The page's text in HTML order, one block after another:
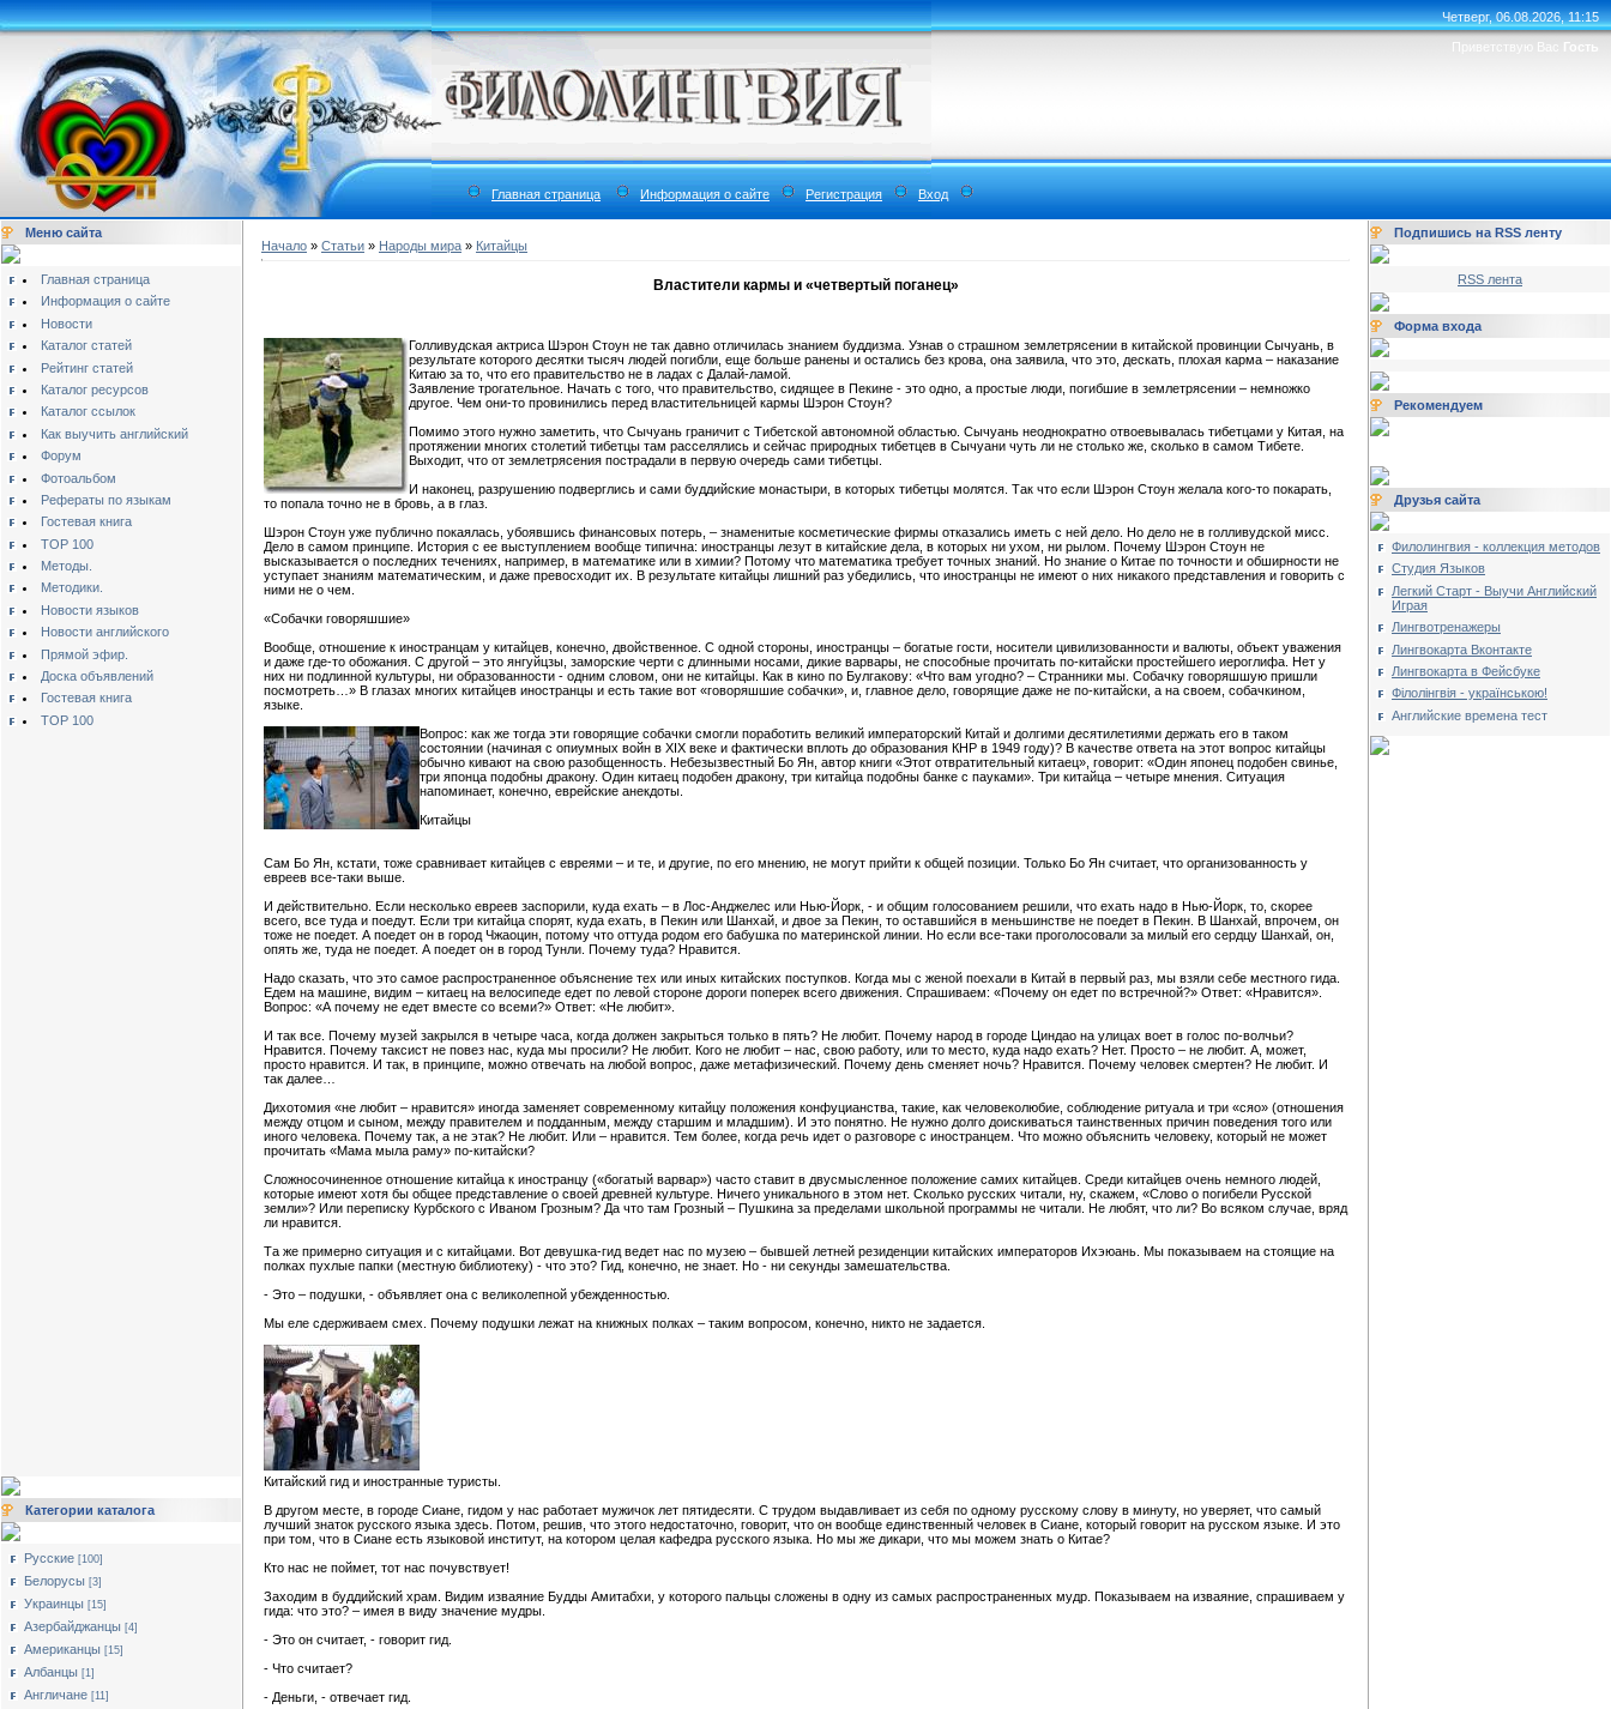
Четверг, 06.08.2026, 11:15
Приветствую Вас Гость
Главная страница Информация о сайте Регистрация Вход
Меню сайта
Главная страница
Информация о сайте
Новости
Каталог статей
Рейтинг статей
Каталог ресурсов
Каталог ссылок
Как выучить английский
Форум
Фотоальбом
Рефераты по языкам
Гостевая книга
TOP 100
Методы.
Методики.
Новости языков
Новости английского
Прямой эфир.
Доска объявлений
Гостевая книга
TOP 100
Категории каталога
Русские [100]
Белорусы [3]
Украинцы [15]
Азербайджанцы [4]
Американцы [15]
Албанцы [1]
Англичане [11]
Начало » Статьи » Народы мира » Китайцы
Властители кармы и «четвертый поганец»
Голливудская актриса Шэрон Стоун не так давно отличилась знанием буддизма. Узнав о страшном землетрясении в китайской провинции Сычуань, в
результате которого десятки тысяч людей погибли, еще больше ранены и остались без крова, она заявила, что это, дескать, плохая карма – наказание
Китаю за то, что его правительство не в ладах с Далай-ламой.
Заявление трогательное. Начать с того, что правительство, сидящее в Пекине - это одно, а простые люди, погибшие в землетрясении – немножко
другое. Чем они-то провинились перед властительницей кармы Шэрон Стоун?
Помимо этого нужно заметить, что Сычуань граничит с Тибетской автономной областью. Сычуань неоднократно отвоевывалась тибетцами у Китая, на
протяжении многих столетий тибетцы там расселялись и сейчас природных тибетцев в Сычуани чуть ли не столько же, сколько в самом Тибете.
Выходит, что от землетрясения пострадали в первую очередь сами тибетцы.
И наконец, разрушению подверглись и сами буддийские монастыри, в которых тибетцы молятся. Так что если Шэрон Стоун желала кого-то покарать,
то попала точно не в бровь, а в глаз.
Шэрон Стоун уже публично покаялась, убоявшись финансовых потерь, – знаменитые косметические фирмы отказались иметь с ней дело. Но дело не в голливудской мисс.
Дело в самом принципе. История с ее выступлением вообще типична: иностранцы лезут в китайские дела, в которых ни ухом, ни рылом. Почему Шэрон Стоун не
высказывается о последних течениях, например, в математике или в химии? Потому что математика требует точных знаний. Но знание о Китае по точности и обширности не
уступает знаниям математическим, и даже превосходит их. В результате китайцы лишний раз убедились, что иностранцы не имеют о них никакого представления и говорить с
ними не о чем.
«Собачки говоряшшие»
Вообще, отношение к иностранцам у китайцев, конечно, двойственное. С одной стороны, иностранцы – богатые гости, носители цивилизованности и валюты, объект уважения
и даже где-то обожания. С другой – это янгуйцзы, заморские черти с длинными носами, дикие варвары, не способные прочитать по-китайски простейшего иероглифа. Нет у
них ни подлинной культуры, ни образованности - одним словом, они не китайцы. Как в кино по Булгакову: «Что вам угодно? – Странники мы. Собачку говоряшшую пришли
посмотреть…» В глазах многих китайцев иностранцы и есть такие вот «говоряшшие собачки», и, главное дело, говорящие даже не по-китайски, а на своем, собачкином,
языке.
Вопрос: как же тогда эти говорящие собачки смогли поработить великий императорский Китай и долгими десятилетиями держать его в таком
состоянии (начиная с опиумных войн в XIX веке и фактически вплоть до образования КНР в 1949 году)? В качестве ответа на этот вопрос китайцы
обычно кивают на свою разобщенность. Небезызвестный Бо Ян, автор книги «Этот отвратительный китаец», говорит: «Один японец подобен свинье,
три японца подобны дракону. Один китаец подобен дракону, три китайца подобны банке с пауками». Три китайца – четыре мнения. Ситуация
напоминает, конечно, еврейские анекдоты.
Китайцы
Сам Бо Ян, кстати, тоже сравнивает китайцев с евреями – и те, и другие, по его мнению, не могут прийти к общей позиции. Только Бо Ян считает, что организованность у
евреев все-таки выше.
И действительно. Если несколько евреев заспорили, куда ехать – в Лос-Анджелес или Нью-Йорк, - и общим голосованием решили, что ехать надо в Нью-Йорк, то, скорее
всего, все туда и поедут. Если три китайца спорят, куда ехать, в Пекин или Шанхай, и двое за Пекин, то оставшийся в меньшинстве не поедет в Пекин. В Шанхай, впрочем, он
тоже не поедет. А поедет он в город Чжаоцин, потому что оттуда родом его бабушка по материнской линии. Но если все-таки проголосовали за милый его сердцу Шанхай, он,
опять же, туда не поедет. А поедет он в город Тунли. Почему туда? Нравится.
Надо сказать, что это самое распространенное объяснение тех или иных китайских поступков. Когда мы с женой поехали в Китай в первый раз, мы взяли себе местного гида.
Едем на машине, видим – китаец на велосипеде едет по левой стороне дороги поперек всего движения. Спрашиваем: «Почему он едет по встречной?» Ответ: «Нравится».
Вопрос: «А почему не едет вместе со всеми?» Ответ: «Не любит».
И так все. Почему музей закрылся в четыре часа, когда должен закрыться только в пять? Не любит. Почему народ в городе Циндао на улицах воет в голос по-волчьи?
Нравится. Почему таксист не повез нас, куда мы просили? Не любит. Кого не любит – нас, свою работу, или то место, куда надо ехать? Нет. Просто – не любит. А, может,
просто нравится. И так, в принципе, можно отвечать на любой вопрос, даже метафизический. Почему день сменяет ночь? Нравится. Почему человек смертен? Не любит. И
так далее…
Дихотомия «не любит – нравится» иногда заменяет современному китайцу положения конфуцианства, такие, как человеколюбие, соблюдение ритуала и три «сяо» (отношения
между отцом и сыном, между правителем и подданным, между старшим и младшим). И это понятно. Не нужно долго доискиваться таинственных причин поведения того или
иного человека. Почему так, а не этак? Не любит. Или – нравится. Тем более, когда речь идет о разговоре с иностранцем. Что можно объяснить человеку, который не может
прочитать «Мама мыла раму» по-китайски?
Сложносочиненное отношение китайца к иностранцу («богатый варвар») часто ставит в двусмысленное положение самих китайцев. Среди китайцев очень немного людей,
которые имеют хотя бы общее представление о своей древней культуре. Ничего уникального в этом нет. Сколько русских читали, ну, скажем, «Слово о погибели Русской
земли»? Или переписку Курбского с Иваном Грозным? Да что там Грозный – Пушкина за пределами школьной программы не читали. Не любят, что ли? Во всяком случае, вряд
ли нравится.
Та же примерно ситуация и с китайцами. Вот девушка-гид ведет нас по музею – бывшей летней резиденции китайских императоров Ихэюань. Мы показываем на стоящие на
полках пухлые папки (местную библиотеку) - что это? Гид, конечно, не знает. Но - ни секунды замешательства.
- Это – подушки, - объявляет она с великолепной убежденностью.
Мы еле сдерживаем смех. Почему подушки лежат на книжных полках – таким вопросом, конечно, никто не задается.
Китайский гид и иностранные туристы.
В другом месте, в городе Сиане, гидом у нас работает мужичок лет пятидесяти. С трудом выдавливает из себя по одному русскому слову в минуту, но уверяет, что самый
лучший знаток русского языка здесь. Потом, решив, что этого недостаточно, говорит, что он вообще единственный человек в Сиане, который говорит на русском языке. И это
при том, что в Сиане есть языковой институт, на котором целая кафедра русского языка. Но мы же дикари, что мы можем знать о Китае?
Кто нас не поймет, тот нас почувствует!
Заходим в буддийский храм. Видим изваяние Будды Амитабхи, у которого пальцы сложены в одну из самых распространенных мудр. Показываем на изваяние, спрашиваем у
гида: что это? – имея в виду значение мудры.
- Это он считает, - говорит гид.
- Что считает?
- Деньги, - отвечает гид.
Подпишись на RSS ленту
RSS лента
Форма входа
Рекомендуем
Друзья сайта
Филолингвия - коллекция методов
Студия Языков
Легкий Старт - Выучи Английский
Играя
Лингвотренажеры
Лингвокарта Вконтакте
Лингвокарта в Фейсбуке
Філолінгвія - українською!
Английские времена тест